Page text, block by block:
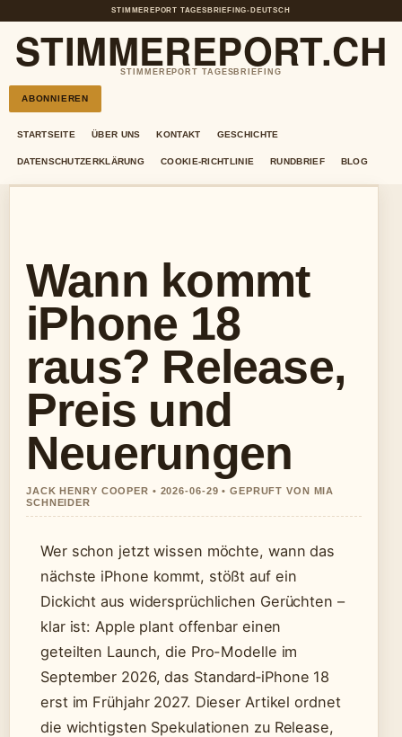
STIMMEREPORT TAGESBRIEFING• DEUTSCH
STIMMEREPORT.CH
STIMMEREPORT TAGESBRIEFING
ABONNIEREN
STARTSEITE ÜBER UNS KONTAKT GESCHICHTE
DATENSCHUTZERKLÄRUNG COOKIE-RICHTLINIE RUNDBRIEF BLOG
Wann kommt
iPhone 18
raus? Release,
Preis und
Neuerungen
JACK HENRY COOPER • 2026-06-29 • GEPRUFT VON MIA
SCHNEIDER
Wer schon jetzt wissen möchte, wann das
nächste iPhone kommt, stößt auf ein
Dickicht aus widersprüchlichen Gerüchten –
klar ist: Apple plant offenbar einen
geteilten Launch, die Pro-Modelle im
September 2026, das Standard‑iPhone 18
erst im Frühjahr 2027. Dieser Artikel ordnet
die wichtigsten Spekulationen zu Release,